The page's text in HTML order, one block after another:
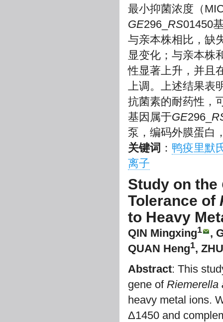
最小抑菌浓度（
GE296_ RS01450
与亲本株相比，缺
显变化；与亲本株
性显著上升，并且
上调。上述结果表
抗菌素的耐药性，
基因属于GE296_
泵，编码外膜蛋白
关键词 ： 鸭疫里默
离子
Study on the
Tolerance of
to Heavy
QIN Mingxing1
,
QUAN Heng1,
Abstract: This
gene of Riemerella
heavy metal ions.
Δ1450 and